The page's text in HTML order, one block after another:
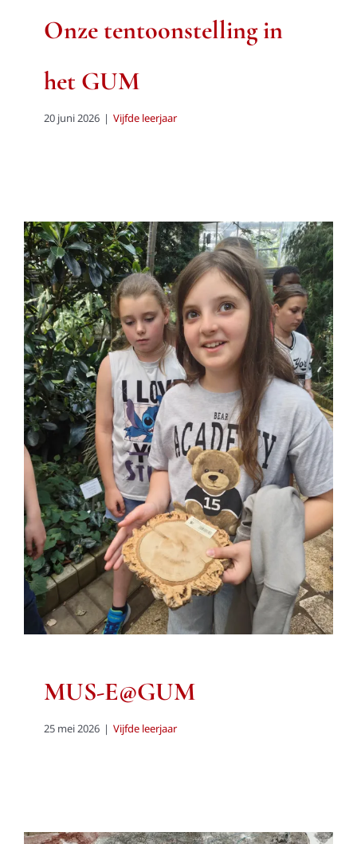
Onze tentoonstelling in
het GUM
20 juni 2026 | Vijfde leerjaar
MUS-E@GUM
Vijfde leerjaar
MUS-E@GUM
25 mei 2026 | Vijfde leerjaar